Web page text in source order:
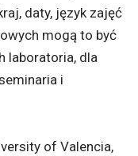
daty, język zajęć
mogą to być
laboratoria, dla
i
of Valencia,